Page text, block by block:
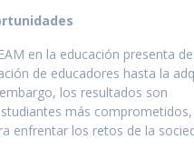
en la educación presenta
de educadores hasta la
los resultados son
más
enfrentar los retos de la